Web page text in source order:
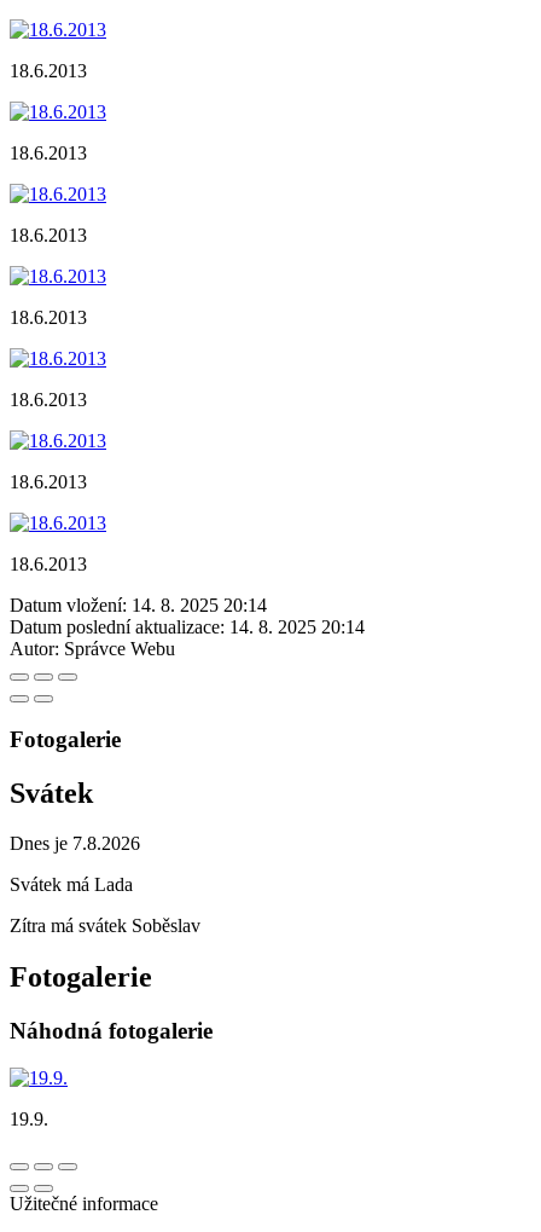
18.6.2013
18.6.2013
18.6.2013
18.6.2013
18.6.2013
18.6.2013
18.6.2013
Datum vložení: 14. 8. 2025 20:14
Datum poslední aktualizace: 14. 8. 2025 20:14
Autor: Správce Webu
Fotogalerie
Svátek
Dnes je 7.8.2026
Svátek má Lada
Zítra má svátek Soběslav
Fotogalerie
Náhodná fotogalerie
19.9.
Užitečné informace